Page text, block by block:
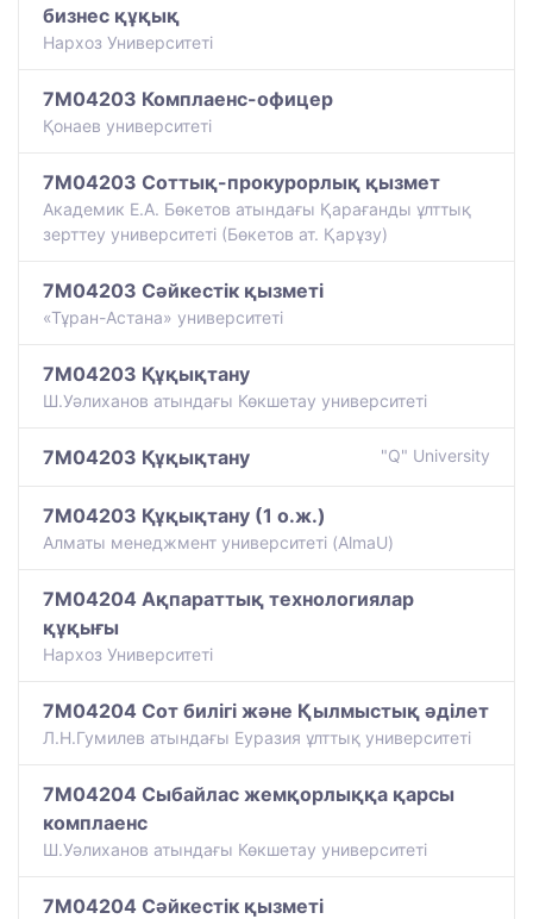
бизнес құқық
Нархоз Университеті
7M04203 Комплаенс-офицер
Қонаев университетi
7M04203 Соттық-прокурорлық қызмет
Академик Е.А. Бөкетов атындағы Қарағанды ұлттық
зерттеу университеті (Бөкетов ат. Қарұзу)
7M04203 Сәйкестік қызметі
«Тұран-Астана» университеті
7M04203 Құқықтану
Ш.Уәлиханов атындағы Көкшетау университетi
7M04203 Құқықтану "Q" University
7M04203 Құқықтану (1 о.ж.)
Алматы менеджмент университеті (AlmaU)
7M04204 Ақпараттық технологиялар
құқығы
Нархоз Университеті
7M04204 Сот билігі және Қылмыстық әділет
Л.Н.Гумилев атындағы Еуразия ұлттық университеті
7M04204 Сыбайлас жемқорлыққа қарсы
комплаенс
Ш.Уәлиханов атындағы Көкшетау университетi
7M04204 Сәйкестік қызметі